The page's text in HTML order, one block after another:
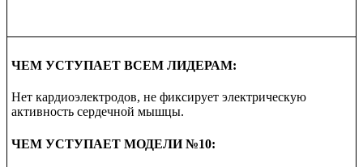
ЧЕМ УСТУПАЕТ ВСЕМ ЛИДЕРАМ:
Нет кардиоэлектродов, не фиксирует электрическую
активность сердечной мышцы.
ЧЕМ УСТУПАЕТ МОДЕЛИ №10: